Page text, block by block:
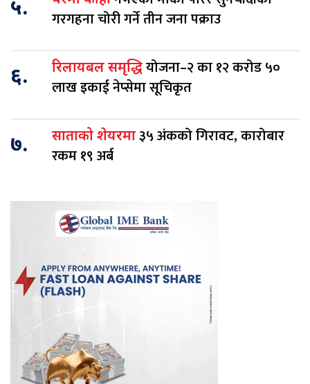
५.
गरगहना चोरी गर्ने तीन जना पक्राउ
६. रिलायबल समृद्धियोजना–२ का १२ करोड ५०
लाख इकाई नेप्सेमा सूचिकृत
७. साताको शेयरमा३५ अंकको गिरावट, कारोबार
रकम १९ अर्ब